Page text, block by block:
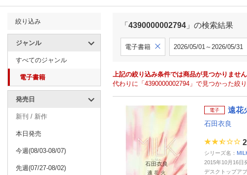
絞り込み
ジャンル
すべてのジャンル
電子書籍
発売日
新刊 / 新作
本日発売
今週(08/03-08/07)
先週(07/27-08/02)
「 4390000002794 」の検索結果
電子書籍 2026/05/01～2026/05/31
上記の絞り込み条件では商品が見つかりません
代わりに「4390000002794」で見つかった絞
電子 遠花
石田衣良
シリーズ名：
2015年10月16日
デスクトップアプ